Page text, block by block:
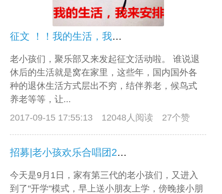
征文 ！！我的生活，我来安排
老小孩们，聚乐部又来发起征文活动啦。 谁说退
休后的生活就是窝在家里，这些年，国内国外各
种的退休生活方式层出不穷，结伴养老，候鸟式
养老等等，让...
2017-09-15 17:55:13
12048人阅读 27个赞
招募|老小孩欢乐合唱团2017秋季班开始报名
今天是9月1日，家有第三代的老小孩们，又进入
到了"开学"模式，早上送小朋友上学，傍晚接小朋